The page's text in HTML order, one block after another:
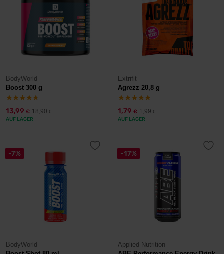
BodyWorld
Boost 300 g
13,99 € 18,90€
AUF LAGER
Extrifit
Agrezz 20,8 g
1,79 € 1,99€
AUF LAGER
-7%
BodyWorld
-17%
Applied Nutrition